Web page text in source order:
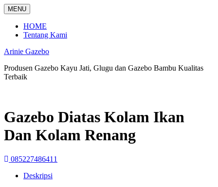
Langsung
ke
konten
MENU
HOME
Tentang Kami
Arinie Gazebo
Produsen Gazebo Kayu Jati, Glugu dan Gazebo Bambu Kualitas
Terbaik
Gazebo Diatas Kolam Ikan
Dan Kolam Renang
085227486411
Deskripsi